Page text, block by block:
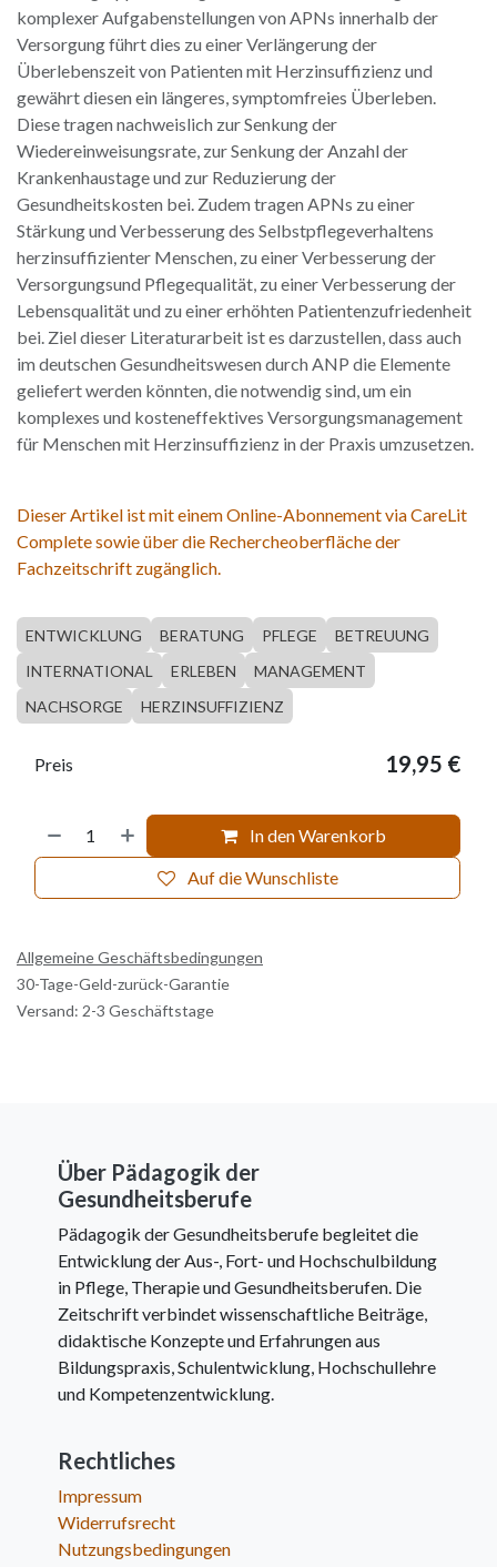
komplexer Aufgabenstellungen von APNs innerhalb der
Versorgung führt dies zu einer Verlängerung der
Überlebenszeit von Patienten mit Herzinsuffizienz und
gewährt diesen ein längeres, symptomfreies Überleben.
Diese tragen nachweislich zur Senkung der
Wiedereinweisungsrate, zur Senkung der Anzahl der
Krankenhaustage und zur Reduzierung der
Gesundheitskosten bei. Zudem tragen APNs zu einer
Stärkung und Verbesserung des Selbstpflegeverhaltens
herzinsuffizienter Menschen, zu einer Verbesserung der
Versorgungsund Pflegequalität, zu einer Verbesserung der
Lebensqualität und zu einer erhöhten Patientenzufriedenheit
bei. Ziel dieser Literaturarbeit ist es darzustellen, dass auch
im deutschen Gesundheitswesen durch ANP die Elemente
geliefert werden könnten, die notwendig sind, um ein
komplexes und kosteneffektives Versorgungsmanagement
für Menschen mit Herzinsuffizienz in der Praxis umzusetzen.
Dieser Artikel ist mit einem Online-Abonnement via CareLit
Complete sowie über die Rechercheoberfläche der
Fachzeitschrift zugänglich.
ENTWICKLUNG BERATUNG PFLEGE
BETREUUNG
INTERNATIONAL
ERLEBEN
MANAGEMENT
NACHSORGE
HERZINSUFFIZIENZ
In den Warenkorb
Auf die Wunschliste
Preis 19,95 €
Allgemeine Geschäftsbedingungen
30-Tage-Geld-zurück-Garantie
Versand: 2-3 Geschäftstage
Über Pädagogik der
Gesundheitsberufe
Pädagogik der Gesundheitsberufe begleitet die
Entwicklung der Aus-, Fort- und Hochschulbildung
in Pflege, Therapie und Gesundheitsberufen. Die
Zeitschrift verbindet wissenschaftliche Beiträge,
didaktische Konzepte und Erfahrungen aus
Bildungspraxis, Schulentwicklung, Hochschullehre
und Kompetenzentwicklung.
Rechtliches
Impressum
Widerrufsrecht
Nutzungsbedingungen